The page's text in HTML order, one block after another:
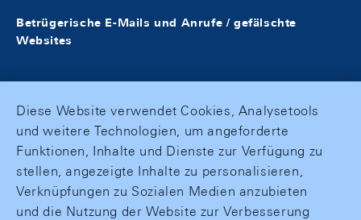
Betrügerische E-Mails und Anrufe / gefälschte
Websites
Diese Website verwendet Cookies, Analysetools
und weitere Technologien, um angeforderte
Funktionen, Inhalte und Dienste zur Verfügung zu
stellen, angezeigte Inhalte zu personalisieren,
Verknüpfungen zu Sozialen Medien anzubieten
und die Nutzung der Website zur Verbesserung